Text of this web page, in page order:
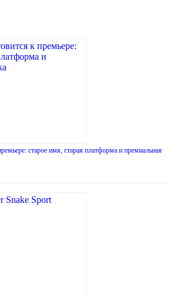
старое имя, старая платформа и премиальная